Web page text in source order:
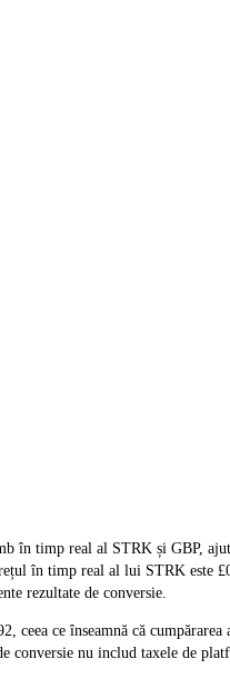
în timp real al STRK și GBP,
în timp real al lui STRK este
rezultate de conversie.
ceea ce înseamnă că
conversie nu includ taxele de